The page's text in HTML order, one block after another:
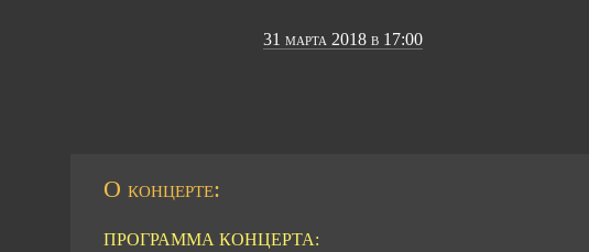
31 марта 2018 в 17:00
О концерте:
ПРОГРАММА КОНЦЕРТА: